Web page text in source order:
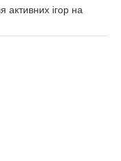
активних ігор на